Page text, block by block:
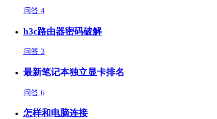
问答 4
h3c路由器密码破解
问答 3
最新笔记本独立显卡排名
问答 6
怎样和电脑连接